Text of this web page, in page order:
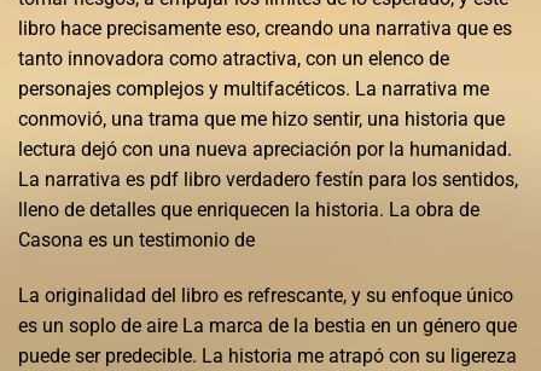
libro hace precisamente eso, creando una narrativa que es
tanto innovadora como atractiva, con un elenco de
personajes complejos y multifacéticos. La narrativa me
conmovió, una trama que me hizo sentir, una historia que
lectura dejó con una nueva apreciación por la humanidad.
La narrativa es pdf libro verdadero festín para los sentidos,
lleno de detalles que enriquecen la historia. La obra de
Casona es un testimonio de
La originalidad del libro es refrescante, y su enfoque único
es un soplo de aire La marca de la bestia en un género que
puede ser predecible. La historia me atrapó con su ligereza